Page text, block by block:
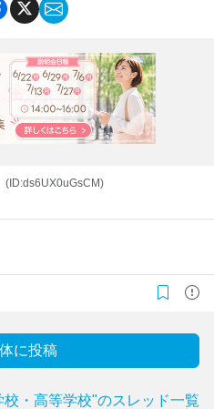
(ID:ds6UX0uGsCM)
に投稿
・高等学校"のスレッド一覧